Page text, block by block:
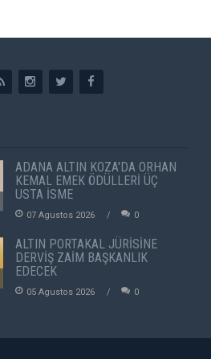
ADANA ALTIN KOZA'DA ORHAN
KEMAL EMEK ÖDÜLLERİ ÜÇ
USTA İSME
07 Agustos 2026 0
ALTIN PORTAKAL JÜRİSİNE
DERVİŞ ZAİM BAŞKANLIK
EDECEK
05 Agustos 2026 0